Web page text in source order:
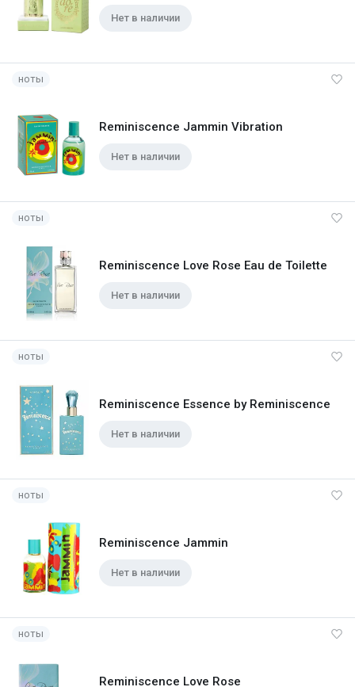
Нет в наличии
ноты
Reminiscence Jammin Vibration
Нет в наличии
ноты
Reminiscence Love Rose Eau de Toilette
Нет в наличии
ноты
Reminiscence Essence by Reminiscence
Нет в наличии
ноты
Reminiscence Jammin
Нет в наличии
ноты
Reminiscence Love Rose